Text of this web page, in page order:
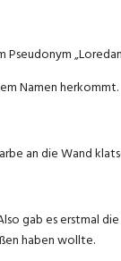
Namen herkommt.
an die Wand
gab es erstmal
haben wollte.